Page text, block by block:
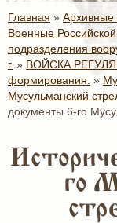
Главная » Архивные
Военные
подразделения
г. » ВОЙСКА
формирования. »
Мусульманский
документы 6-го
го